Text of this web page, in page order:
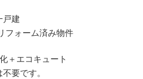
戸建
フォーム済み物件
＋エコキュート
要です。